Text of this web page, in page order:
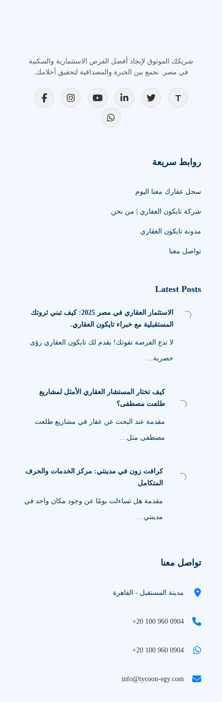
شريكك الموثوق لإيجاد أفضل الفرص الاستثمارية والسكنية
في مصر. نجمع بين الخبرة والمصداقية لتحقيق أحلامك.
روابط سريعة
سجل عقارك معنا اليوم
شركة تايكون العقاري | من نحن
مدونة تايكون العقاري
تواصل معنا
Latest Posts
الاستثمار العقاري في مصر 2025: كيف تبني ثروتك
المستقبلية مع خبراء تايكون العقاري.
لا تدع الفرصة تفوتك! يقدم لك تايكون العقاري رؤى
حصرية…
كيف تختار المستشار العقاري الأمثل لمشاريع
طلعت مصطفى؟
مقدمة عند البحث عن عقار في مشاريع طلعت
مصطفى مثل…
كرافت زون في مدينتي: مركز الخدمات والحرف
المتكامل
مقدمة هل تساءلت يومًا عن وجود مكان واحد في
مدينتي…
تواصل معنا
مدينة المستقبل - القاهرة
+20 100 960 0904
+20 100 960 0904
info@tycoon-egy.com